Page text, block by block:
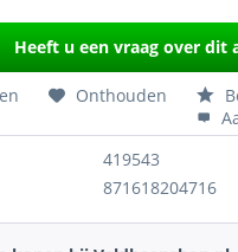
Heeft u een vraag over dit
Onthouden
419543
871618204716